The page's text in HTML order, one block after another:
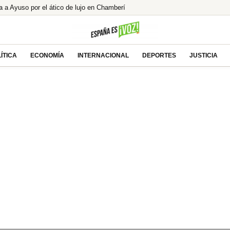
a Ayuso por el ático de lujo en Chamberí
de Zalamea’: «Es un honor grandísimo»
la mayor caída de ingresos para los españoles
«concebido no nacido» de Feijóo
ECONOMÍA INTERNACIONAL DEPORTES JUSTICIA